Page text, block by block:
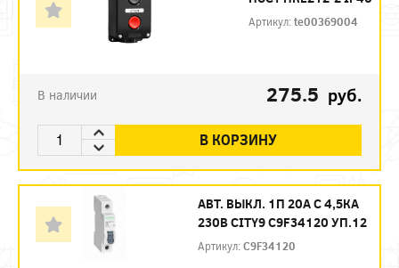
Артикул:te00369004
В наличии 275.5 руб.
В КОРЗИНУ
АВТ. ВЫКЛ. 1П 20А С 4,5КА
230В CITY9 C9F34120 УП.12
Артикул:C9F34120